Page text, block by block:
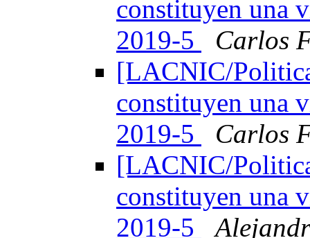
constituyen una
2019-5
Carlos
[LACNIC/
constituyen una
2019-5
Carlos
[LACNIC/
constituyen una
2019-5